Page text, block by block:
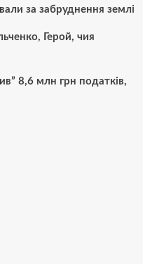
за забруднення землі
Герой, чия
8,6 млн грн податків,